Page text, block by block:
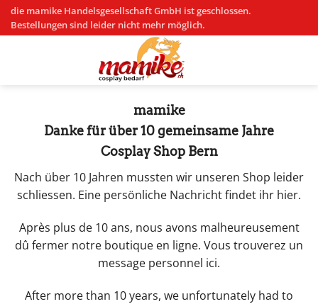
Zum
Inhalt
die mamike Handelsgesellschaft GmbH ist geschlossen.
Bestellungen sind leider nicht mehr möglich.
mamike
Danke für über 10 gemeinsame Jahre
Cosplay Shop Bern
Nach über 10 Jahren mussten wir unseren Shop leider
schliessen. Eine persönliche Nachricht findet ihr hier.
Après plus de 10 ans, nous avons malheureusement
dû fermer notre boutique en ligne. Vous trouverez un
message personnel ici.
After more than 10 years, we unfortunately had to